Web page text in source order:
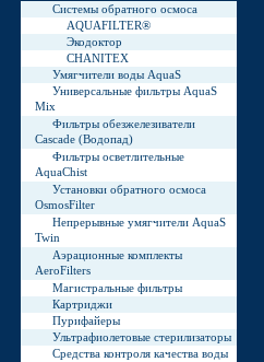
Системы обратного осмоса
AQUAFILTER®
Экодоктор
СНАNIТЕХ
Умягчители воды AquaS
Универсальные фильтры AquaS
Mix
Фильтры обезжелезиватели
Cascade (Водопад)
Фильтры осветлительные
AquaChist
Установки обратного осмоса
OsmosFilter
Непрерывные умягчители AquaS
Twin
Аэрационные комплекты
AeroFilters
Магистральные фильтры
Картриджи
Пурифайеры
Ультрафиолетовые стерилизаторы
Средства контроля качества воды